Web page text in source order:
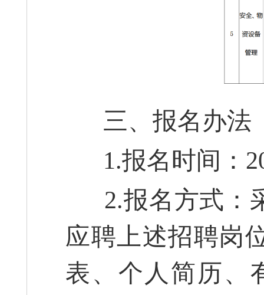
三、报名办法
1.报名时间：
2.报名方式：
应聘上述招聘岗
表、个人简历、